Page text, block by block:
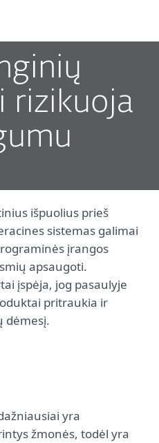
rizikuoja
išpuolius prieš
sistemas galimai
įrangos
apsaugoti.
įspėja, jog pasaulyje
pritraukia ir
dėmesį.
yra
žmonės, todėl yra